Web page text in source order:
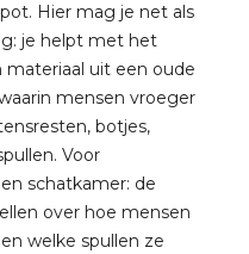
Hier mag je net als
je helpt met het
uit een oude
mensen vroeger
botjes,
Voor
schatkamer: de
over hoe mensen
welke spullen ze